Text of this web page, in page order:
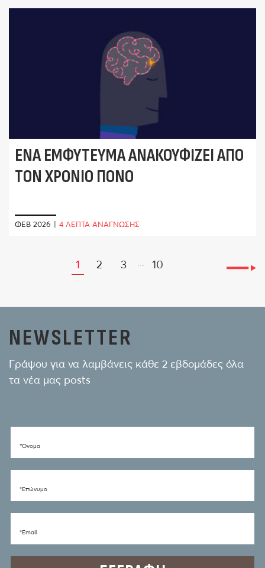
ΈΝΑ ΕΜΦΎΤΕΥΜΑ ΑΝΑΚΟΥΦΊΖΕΙ ΑΠΌ
ΤΟΝ ΧΡΌΝΙΟ ΠΌΝΟ
ΦΕΒ 2026 | 4 ΛΕΠΤΑ ΑΝΑΓΝΩΣΗΣ
1 2 3 ... 10
NEWSLETTER
Γράψου για να λαμβάνεις κάθε 2 εβδομάδες όλα
τα νέα μας posts
*Όνομα
*Eπώνυμο
*Email